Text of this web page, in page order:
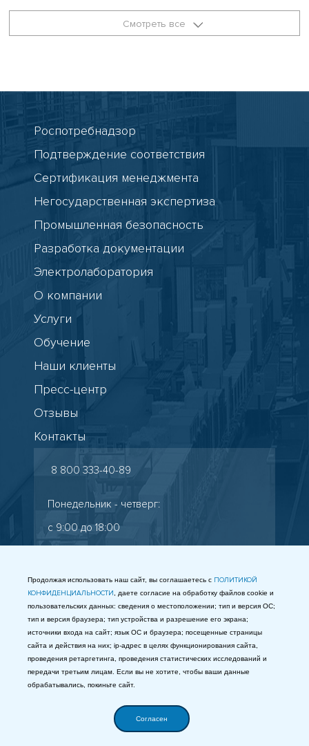
Смотреть все
Продолжая использовать наш сайт, вы соглашаетесь с ПОЛИТИКОЙ
КОНФИДЕНЦИАЛЬНОСТИ , даете согласие на обработку файлов cookie и
пользовательских данных: сведения о местоположении; тип и версия ОС;
тип и версия браузера; тип устройства и разрешение его экрана;
источники входа на сайт; язык ОС и браузера; посещенные страницы
сайта и действия на них; ip-адрес в целях функционирования сайта,
проведения ретаргетинга, проведения статистических исследований и
передачи третьим лицам. Если вы не хотите, чтобы ваши данные
обрабатывались, покиньте сайт.
Согласен
О компании
Услуги
Обучение
Наши клиенты
Пресс-центр
Отзывы
Контакты
8 800 333-40-89
Понедельник - четверг:
с 9:00 до 18:00
Старокалужское шоссе, 65
info@gostest.com
Таможенный союз
МЫ В СОЦСЕТЯХ
Роспотребнадзор
Подтверждение соответствия
Сертификация менеджмента
Негосударственная экспертиза
Промышленная безопасность
Разработка документации
Электролаборатория